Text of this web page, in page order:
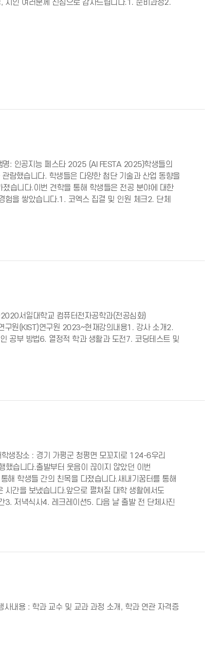
지인 여러분께 진심으로 감사드립니다.1. 준비과정2.
: 인공지능 페스타 2025 (AI FESTA 2025)학생들의
람했습니다. 학생들은 다양한 첨단 기술과 산업 동향을
습니다.이번 견학을 통해 학생들은 전공 분야에 대한
을 쌓았습니다.1. 코엑스 집결 및 인원 체크2. 단체
서일대학교 컴퓨터전자공학과(전공심화)
원(KIST)연구원 2023~현재강의내용1. 강사 소개2.
공부 방법6. 열정적 학과 생활과 도전7. 코딩테스트 및
생장소 : 경기 가평군 청평면 모꼬지로 124-6우리
했습니다.출발부터 웃음이 끊이지 않았던 이번
해 학생들 간의 친목을 다졌습니다.새내기꿈터를 통해
간을 보냈습니다.앞으로 펼쳐질 대학 생활에서도
3. 저녁식사4. 레크레이션5. 다음 날 출발 전 단체사진
내용 : 학과 교수 및 교과 과정 소개, 학과 연관 자격증